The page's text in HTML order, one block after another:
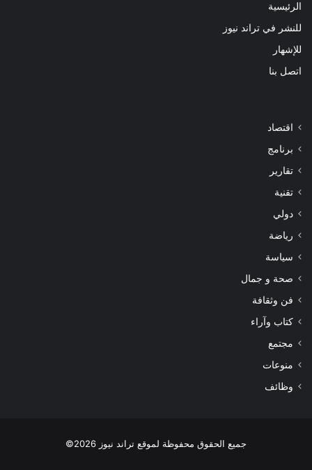
الرئيسية
للنشر في تراند نيوز
للإشهار
اتصل بنا
اقتصاد
برنامج
تقارير
تقنية
دولي
رياضة
سياسة
صحة و جمال
فن وثقافة
كتاب وآراء
مجتمع
منوعات
وظائف
جميع الحقوق محفوظة لموقع تراند نيوز 2026©